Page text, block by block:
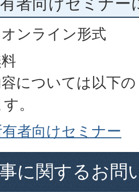
ンライン形式
については以下
。
者向けセミナー
に関するお問